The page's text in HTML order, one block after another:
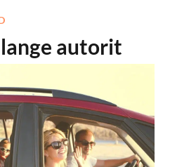
autorit